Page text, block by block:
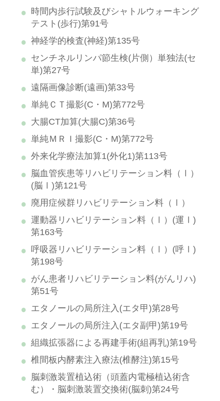
時間内歩行試験及びシャトルウォーキング
テスト(歩行)第91号
神経学的検査(神経)第135号
センチネルリンパ節生検(片側）単独法(セ
単)第27号
遠隔画像診断(遠画)第33号
単純ＣＴ撮影(C・M)第772号
大腸CT加算(大腸C)第36号
単純ＭＲＩ撮影(C・M)第772号
外来化学療法加算1(外化1)第113号
脳血管疾患等リハビリテーション料（Ⅰ）
(脳Ⅰ)第121号
廃用症候群リハビリテーション料（Ⅰ）
運動器リハビリテーション料（Ⅰ）(運Ⅰ)
第163号
呼吸器リハビリテーション料（Ⅰ）(呼Ⅰ)
第198号
がん患者リハビリテーション料(がんリハ)
第51号
エタノールの局所注入(エタ甲)第28号
エタノールの局所注入(エタ副甲)第19号
組織拡張器による再建手術(組再乳)第19号
椎間板内酵素注入療法(椎酵注)第15号
脳刺激装置植込術（頭蓋内電極植込術含
む）・脳刺激装置交換術(脳刺)第24号